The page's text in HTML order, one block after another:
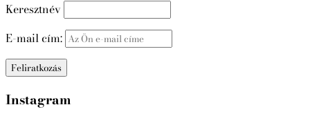
Keresztnév
E-mail cím:
Instagram